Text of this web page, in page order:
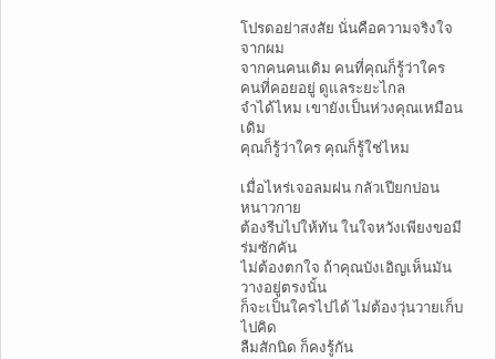
โปรดอย่าสงสัย นั่นคือความจริงใจ
จากผม
จากคนคนเดิม คนที่คุณก็รู้ว่าใคร
คนที่คอยอยู่ ดูแลระยะไกล
จำได้ไหม เขายังเป็นห่วงคุณเหมือน
เดิม
คุณก็รู้ว่าใคร คุณก็รู้ใช่ไหม
เมื่อไหร่เจอลมฝน กลัวเปียกปอน
หนาวกาย
ต้องรีบไปให้ทัน ในใจหวังเพียงขอมี
ร่มซักคัน
ไม่ต้องตกใจ ถ้าคุณบังเอิญเห็นมัน
วางอยู่ตรงนั้น
ก็จะเป็นใครไปได้ ไม่ต้องวุ่นวายเก็บ
ไปคิด
ลืมสักนิด ก็คงรู้กัน